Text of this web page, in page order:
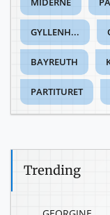
GYLLENH...
BAYREUTH
PARTITURET
Trending